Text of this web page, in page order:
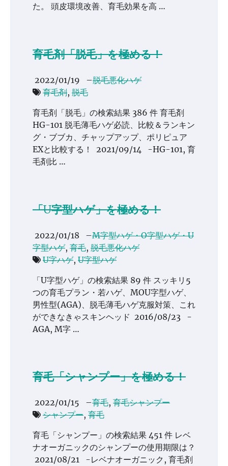
た。 頭皮環境改善、育毛効果を高 …
育毛剤「脱毛」を極める！
2022/01/19 –脱毛悪化ハゲ
育毛剤, 脱毛
育毛剤「脱毛」の検索結果 386 件 育毛剤
HG-101 脱毛薄毛ハゲ必読、比較＆ランキン
グ・ブブカ、チャップアップ、ポリピュア
EXと比較する！ 2021/09/14 -HG-101, 育
毛剤比 …
「U字型ハゲ」を極める！
2022/01/18 –M字型ハゲ・O字型ハゲ・U
字型ハゲ, 育毛, 脱毛悪化ハゲ
U字ハゲ, U字型ハゲ
「U字型ハゲ」の検索結果 89 件 スッキリ5
つの育毛プラン・若ハゲ、MOU字型ハゲ、
男性型(AGA)、脱毛薄毛ハゲ克服対策、これ
ができなきゃスキンヘッド 2016/08/23 -
AGA, M字 …
育毛「シャンプー」を極める！
2022/01/15 –育毛, 育毛シャンプー
シャンプー, 育毛
育毛「シャンプー」の検索結果 451 件 レベ
ナオーガニックのシャンプーの使用期限は？
2021/08/21 -レベナオーガニック, 育毛剤